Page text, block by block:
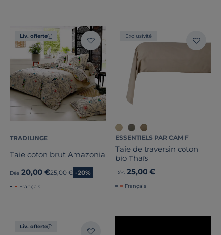
Liv. offerte
TRADILINGE
Taie coton brut Amazonia
Dès 20,00 €Ancien prix
25,00 € -20%
Français
Exclusivité
ESSENTIELS PAR CAMIF
Taie de traversin coton
bio Thaïs
Dès 25,00 €
Français
Liv. offerte
Tissage
Dimension
Marque
Stock
Pays de fabrication